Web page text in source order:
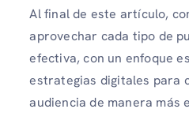
Al final de este artículo,
aprovechar cada tipo de
efectiva, con un enfoque
estrategias digitales para
audiencia de manera más